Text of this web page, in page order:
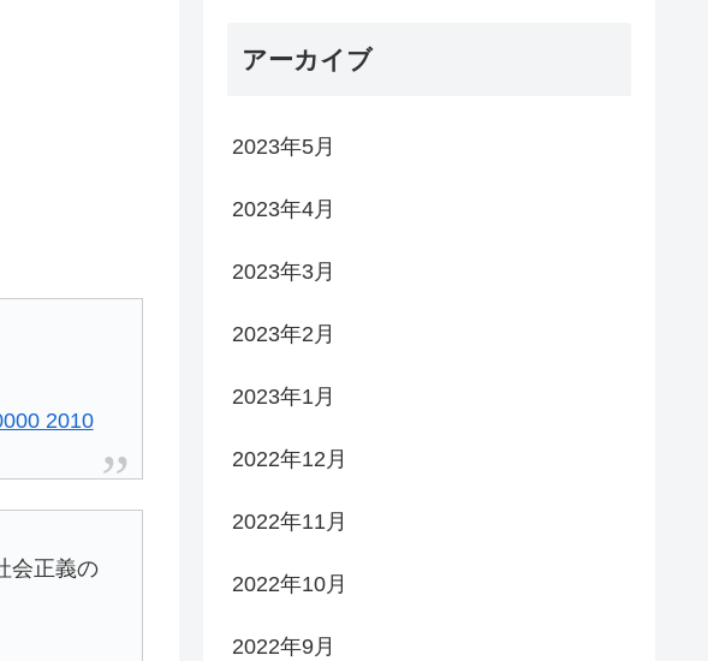
2010
会正義の
アーカイブ
2023年5月
2023年4月
2023年3月
2023年2月
2023年1月
2022年12月
2022年11月
2022年10月
2022年9月